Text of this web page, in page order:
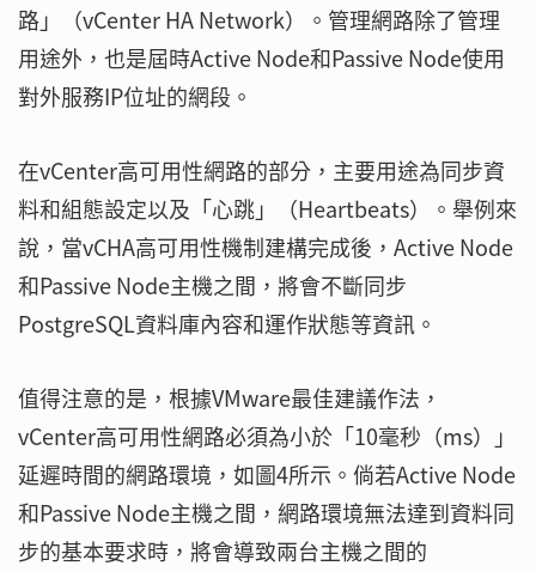
路」（vCenter HA Network）。管理網路除了管理
用途外，也是屆時Active Node和Passive Node使用
對外服務IP位址的網段。
在vCenter高可用性網路的部分，主要用途為同步資
料和組態設定以及「心跳」（Heartbeats）。舉例來
說，當vCHA高可用性機制建構完成後，Active Node
和Passive Node主機之間，將會不斷同步
PostgreSQL資料庫內容和運作狀態等資訊。
值得注意的是，根據VMware最佳建議作法，
vCenter高可用性網路必須為小於「10毫秒（ms）」
延遲時間的網路環境，如圖4所示。倘若Active Node
和Passive Node主機之間，網路環境無法達到資料同
步的基本要求時，將會導致兩台主機之間的